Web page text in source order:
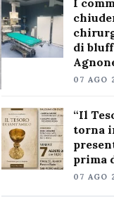
I
di
07 AGO
“Il
torna
prima
07 AGO